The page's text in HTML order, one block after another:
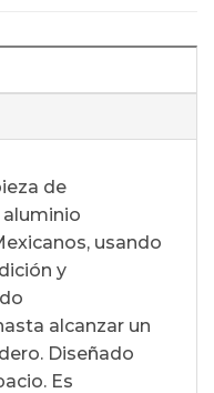
de
aluminio
usando
y
alcanzar un
Diseñado
Es